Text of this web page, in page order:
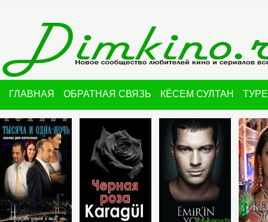
ГЛАВНАЯ ОБРАТНАЯ СВЯЗЬ КЁСЕМ СУЛТАН